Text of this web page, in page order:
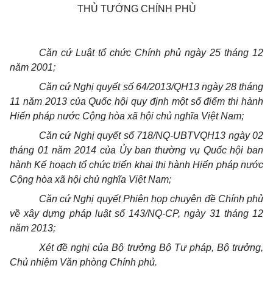
THỦ TƯỚNG CHÍNH PHỦ
Căn cứ Luật tổ chức Chính phủ ngày 25 tháng 12
năm 2001;
Căn cứ Nghị quyết số 64/2013/QH13 ngày 28 tháng
11 năm 2013 của Quốc hội quy định một số điểm thi hành
Hiến pháp nước Cộng hòa xã hội chủ nghĩa Việt Nam;
Căn cứ Nghị quyết số 718/NQ-UBTVQH13 ngày 02
tháng 01 năm 2014 của Ủy ban thường vụ Quốc hội ban
hành Kế hoạch tổ chức triển khai thi hành Hiến pháp nước
Cộng hòa xã hội chủ nghĩa Việt Nam;
Căn cứ Nghị quyết Phiên họp chuyên đề Chính phủ
về xây dựng pháp luật số 143/NQ-CP, ngày 31 tháng 12
năm 2013;
Xét đề nghị của Bộ trưởng Bộ Tư pháp, Bộ trưởng,
Chủ nhiệm Văn phòng Chính phủ.